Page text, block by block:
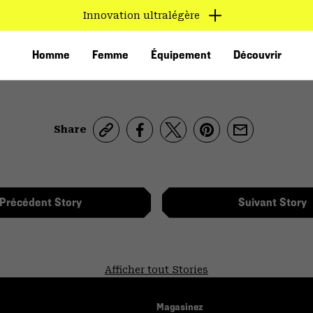
Innovation ultralégère
Homme Femme Équipement Découvrir
Share
Précédent Story Suivant Story
Afficher tout Stories
Magasinez